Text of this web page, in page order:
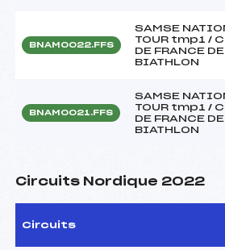
BNAM0022.FFS
SAMSE
TOUR tmp1 /
DE FRANCE DE
BIATHLON
BNAM0021.FFS
SAMSE
TOUR tmp1 /
DE FRANCE DE
BIATHLON
Circuits Nordique 2022
Circuits